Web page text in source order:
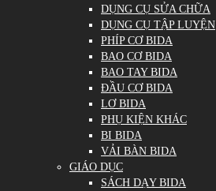
DỤNG CỤ SỬA CHỮA
DỤNG CỤ TẬP LUYỆN
PHÍP CƠ BIDA
BAO CƠ BIDA
BAO TAY BIDA
ĐẦU CƠ BIDA
LƠ BIDA
PHỤ KIỆN KHÁC
BI BIDA
VẢI BÀN BIDA
GIÁO DỤC
SÁCH DẠY BIDA